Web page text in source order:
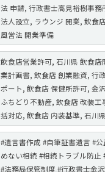
法 申請, 行政書士高見裕樹事務
法人設立, ラウンジ 開業, 飲食
風営法 開業準備
飲食店営業許可, 石川県 飲食店
業計画書, 飲食店 創業融資, 行
ポート, 飲食店 保健所許可, 金
ふちどり不動産, 飲食店 改装工
括対応, 飲食店 内装基準, 石川
#遺言書作成 #自筆証書遺言 #
めない相続 #相続トラブル防止
#法務局保管制度 #行政書士金